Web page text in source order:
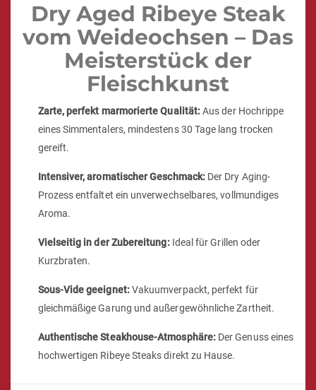
Dry Aged Ribeye Steak
vom Weideochsen – Das
Meisterstück der
Fleischkunst
Zarte, perfekt marmorierte Qualität:Aus der Hochrippe
eines Simmentalers, mindestens 30 Tage lang trocken
gereift.
Intensiver, aromatischer Geschmack:Der Dry Aging-
Prozess entfaltet ein unverwechselbares, vollmundiges
Aroma.
Vielseitig in der Zubereitung:Ideal für Grillen oder
Kurzbraten.
Sous-Vide geeignet:Vakuumverpackt, perfekt für
gleichmäßige Garung und außergewöhnliche Zartheit.
Authentische Steakhouse-Atmosphäre:Der Genuss eines
hochwertigen Ribeye Steaks direkt zu Hause.